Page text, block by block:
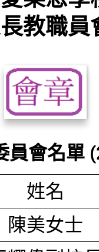
教職員
員會名單
姓名
陳美女士